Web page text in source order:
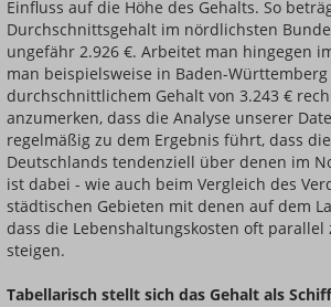
Einfluss auf die Höhe des Gehalts. So
Durchschnittsgehalt im nördlichsten
ungefähr 2.926 €. Arbeitet man hingegen
man beispielsweise in Baden-
durchschnittlichem Gehalt von 3.243 €
anzumerken, dass die Analyse unserer
regelmäßig zu dem Ergebnis führt, dass
Deutschlands tendenziell über denen im
ist dabei - wie auch beim Vergleich des
städtischen Gebieten mit denen auf dem
dass die Lebenshaltungskosten oft parallel
steigen.
Tabellarisch stellt sich das Gehalt als